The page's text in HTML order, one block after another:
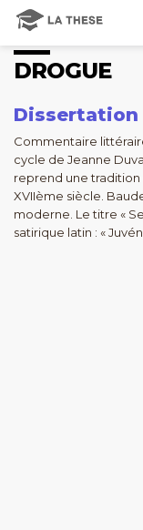
DROGUE
Dissertation
Commentaire
cycle de Jeanne
reprend une
XVIIème siècle.
moderne. Le titre «
satirique latin : «